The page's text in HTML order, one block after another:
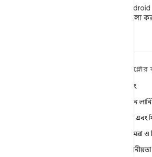
WeChat-এ Android
ডেভেলপারদের ফলো
গেমিং
মেশিন
স্বাস্থ্য
ক্যামেরা ও
গোপনীয়তা